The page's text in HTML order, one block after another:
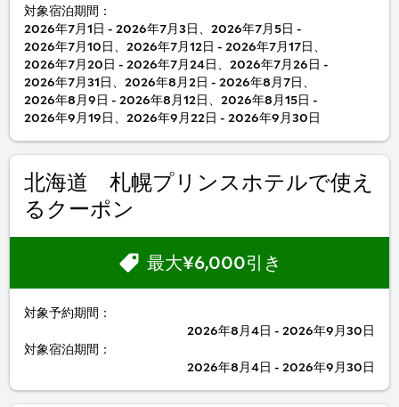
対象宿泊期間：
2026年7月1日 - 2026年7月3日、2026年7月5日 -
2026年7月10日、2026年7月12日 - 2026年7月17日、
2026年7月20日 - 2026年7月24日、2026年7月26日 -
2026年7月31日、2026年8月2日 - 2026年8月7日、
2026年8月9日 - 2026年8月12日、2026年8月15日 -
2026年9月19日、2026年9月22日 - 2026年9月30日
対象予約期間：
2026年8月4日 - 2026年9月30日
対象宿泊期間：
2026年8月4日 - 2026年9月30日
最大¥6,000引き
北海道 札幌プリンスホテルで使え
るクーポン